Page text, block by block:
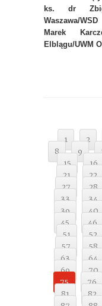
ks. dr
Waszawa/
Marek
Elblągu/UWM
1 2
8
9
15
16
21
22
27
28
33
34
39
40
45
46
51
52
57
58
63
64
69
70
75
76
81
82